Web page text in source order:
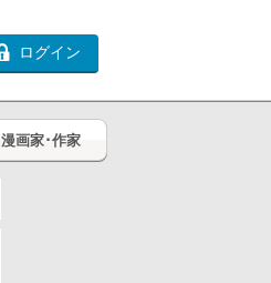
ログイン
漫画家･作家